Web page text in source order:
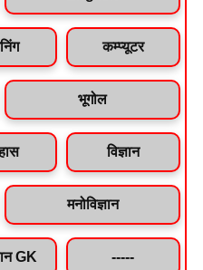
कम्प्यूटर
भूगोल
विज्ञान
मनोविज्ञान
GK -----